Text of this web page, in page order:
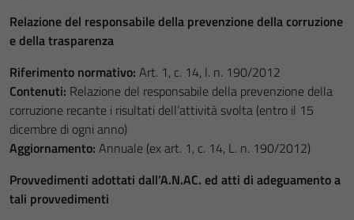
Relazione del responsabile della prevenzione della corruzione
e della trasparenza
Riferimento normativo: Art. 1, c. 14, l. n. 190/2012
Contenuti: Relazione del responsabile della prevenzione della
corruzione recante i risultati dell’attività svolta (entro il 15
dicembre di ogni anno)
Aggiornamento: Annuale (ex art. 1, c. 14, L. n. 190/2012)
Provvedimenti adottati dall’A.N.AC. ed atti di adeguamento a
tali provvedimenti